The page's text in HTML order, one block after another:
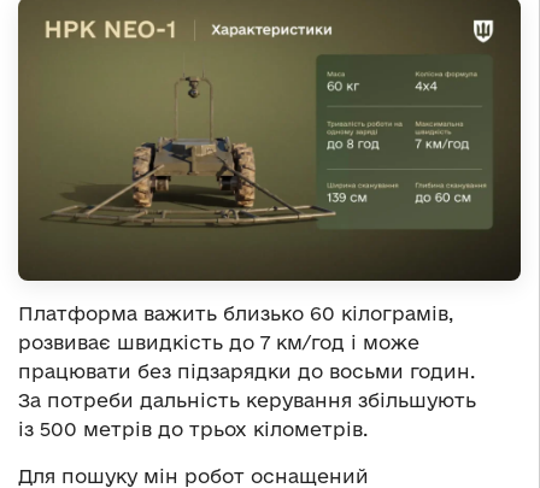
Платформа важить близько 60 кілограмів,
розвиває швидкість до 7 км/год і може
працювати без підзарядки до восьми годин.
За потреби дальність керування збільшують
із 500 метрів до трьох кілометрів.
Для пошуку мін робот оснащений